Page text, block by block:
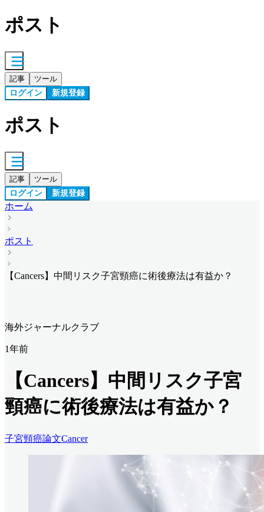
ポスト
記事 ツール
ログイン 新規登録
ポスト
記事 ツール
ログイン 新規登録
ホーム
ポスト
【Cancers】中間リスク子宮頸癌に術後療法は有益か？
海外ジャーナルクラブ
1年前
【Cancers】中間リスク子宮
頸癌に術後療法は有益か？
子宮頸癌論文Cancer